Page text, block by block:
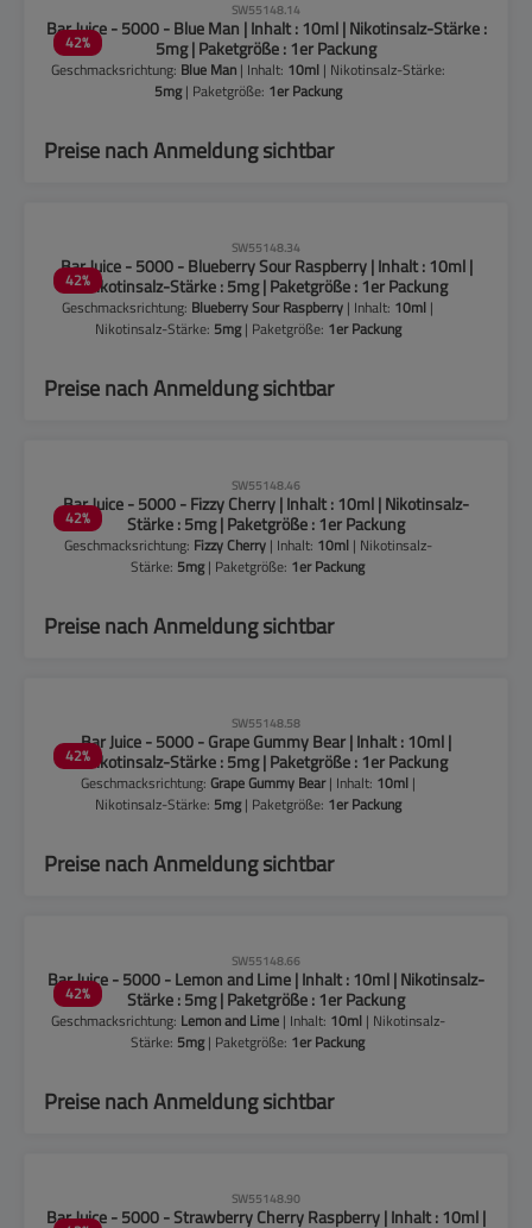
42%
SW55148.14
Bar Juice - 5000 - Blue Man | Inhalt : 10ml | Nikotinsalz-Stärke :
5mg | Paketgröße : 1er Packung
Geschmacksrichtung: Blue Man | Inhalt: 10ml | Nikotinsalz-Stärke:
5mg| Paketgröße: 1er Packung
Preise nach Anmeldung sichtbar
42%
SW55148.34
Bar Juice - 5000 - Blueberry Sour Raspberry | Inhalt : 10ml |
Nikotinsalz-Stärke : 5mg | Paketgröße : 1er Packung
Geschmacksrichtung: Blueberry Sour Raspberry | Inhalt: 10ml |
Nikotinsalz-Stärke: 5mg| Paketgröße: 1er Packung
Preise nach Anmeldung sichtbar
42%
SW55148.46
Bar Juice - 5000 - Fizzy Cherry | Inhalt : 10ml | Nikotinsalz-
Stärke : 5mg | Paketgröße : 1er Packung
Geschmacksrichtung: Fizzy Cherry | Inhalt: 10ml | Nikotinsalz-
Stärke: 5mg| Paketgröße: 1er Packung
Preise nach Anmeldung sichtbar
42%
SW55148.58
Bar Juice - 5000 - Grape Gummy Bear | Inhalt : 10ml |
Nikotinsalz-Stärke : 5mg | Paketgröße : 1er Packung
Geschmacksrichtung: Grape Gummy Bear| Inhalt: 10ml |
Nikotinsalz-Stärke: 5mg| Paketgröße: 1er Packung
Preise nach Anmeldung sichtbar
42%
SW55148.66
Bar Juice - 5000 - Lemon and Lime | Inhalt : 10ml | Nikotinsalz-
Stärke : 5mg | Paketgröße : 1er Packung
Geschmacksrichtung: Lemon and Lime | Inhalt: 10ml | Nikotinsalz-
Stärke: 5mg| Paketgröße: 1er Packung
Preise nach Anmeldung sichtbar
SW55148.90
Bar Juice - 5000 - Strawberry Cherry Raspberry | Inhalt : 10ml |